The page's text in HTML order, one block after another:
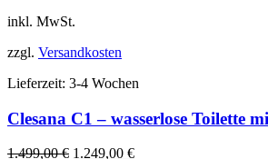
inkl. MwSt.
zzgl. Versandkosten
Lieferzeit: 3-4 Wochen
Clesana C1 – wasserlose Toilette
1.499,00€ Ursprünglicher
1.249,00 €Aktueller